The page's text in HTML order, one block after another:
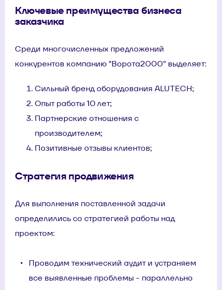
Ключевые преимущества бизнеса
заказчика
Среди многочисленных предложений
конкурентов компанию "Ворота2000" выделяет:
Сильный бренд оборудования ALUTECH;
Опыт работы 10 лет;
Партнерские отношения с
производителем;
Позитивные отзывы клиентов;
Стратегия продвижения
Для выполнения поставленной задачи
определились со стратегией работы над
проектом:
Проводим технический аудит и устраняем
все выявленные проблемы - параллельно